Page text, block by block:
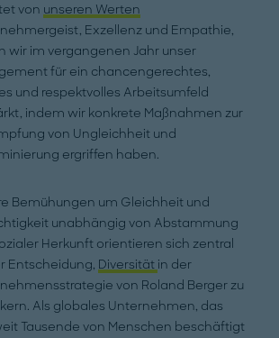
von unseren Werten
Exzellenz und Empathie,
wir im vergangenen Jahr unser
für ein chancengerechtes,
und respektvolles Arbeitsumfeld
indem wir konkrete Maßnahmen zur
von Ungleichheit und
ergriffen haben.
Bemühungen um Gleichheit und
unabhängig von Abstammung
Herkunft orientieren sich zentral
Entscheidung, Diversität in der
von Roland Berger zu
Als globales Unternehmen, das
Tausende von Menschen beschäftigt